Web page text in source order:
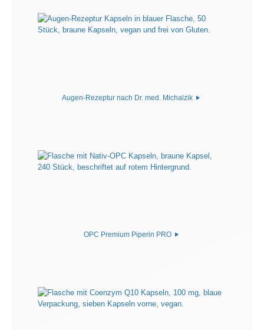
Augen-Rezeptur nach Dr. med. Michalzik
OPC Premium Piperin PRO